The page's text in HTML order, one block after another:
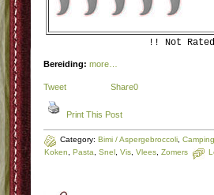
!! Not
Bereiding: more…
Tweet Share0
Print This Post
Category: Bimi / Aspergebroccoli
Koken
Pasta Snel Vis Vlees Zomers